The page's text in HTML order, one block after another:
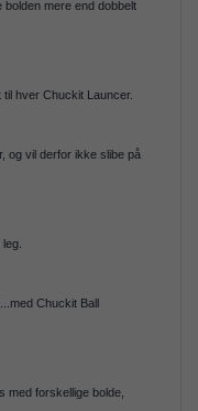
mere end dobbelt
hver Chuckit Launcer.
og vil derfor ikke slibe på
Chuckit Ball
med forskellige bolde,